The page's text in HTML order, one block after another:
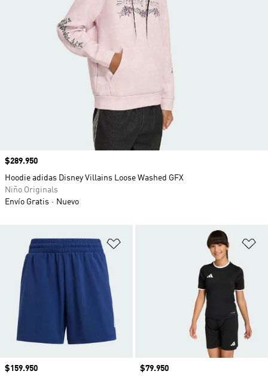
Añadir a la lista de deseos
Precio
$159.950
Precio
$79.950
Precio
$289.950
Hoodie adidas Disney Villains Loose Washed GFX
Niño Originals
Envío Gratis
Nuevo